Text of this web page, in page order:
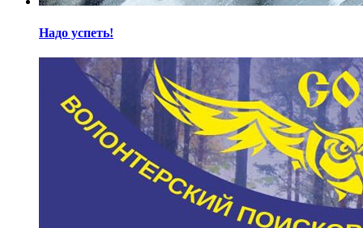
Надо успеть!